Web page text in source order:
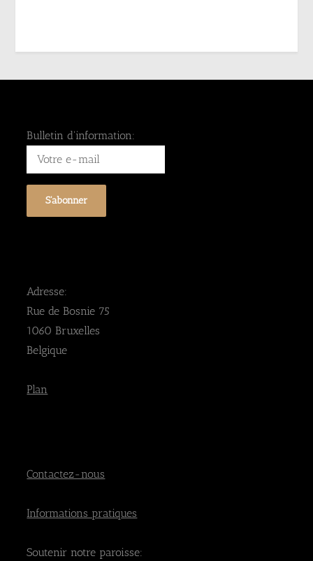
Bulletin d'information:
Adresse:
Rue de Bosnie 75
1060 Bruxelles
Belgique
Plan
Contactez-nous
Informations pratiques
Soutenir notre paroisse: